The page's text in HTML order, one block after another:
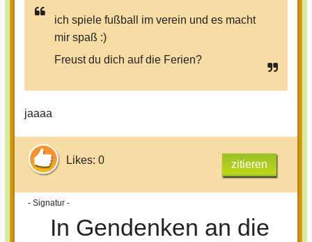
ich spiele fußball im verein und es macht
mir spaß :)
Freust du dich auf die Ferien?
jaaaa
Likes: 0 zitieren
- Signatur -
In Gendenken an die